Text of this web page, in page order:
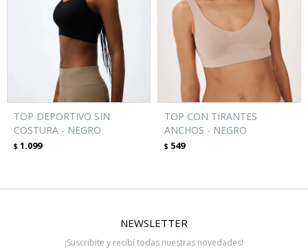
TOP DEPORTIVO SIN
COSTURA - NEGRO
$ 1.099
TOP CON TIRANTES
ANCHOS - NEGRO
$ 549
NEWSLETTER
¡Suscribite y recibí todas nuestras novedades!